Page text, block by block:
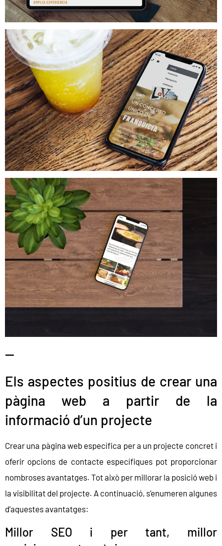
—
Els aspectes positius de crear una
pàgina web a partir de la
informació d’un projecte
Crear una pàgina web específica per a un projecte concret i
oferir opcions de contacte específiques pot proporcionar
nombroses avantatges. Tot això per millorar la posició web i
la visibilitat del projecte. A continuació, s’enumeren algunes
d’aquestes avantatges:
Millor SEO i per tant, millor